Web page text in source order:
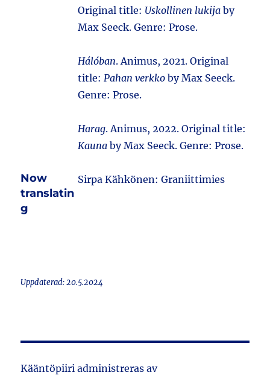
Original title: Uskollinen lukija by
Max Seeck. Genre: Prose.
Hálóban. Animus, 2021. Original
title:Pahan verkko by Max Seeck.
Genre: Prose.
Harag. Animus, 2022. Original title:
Kauna by Max Seeck. Genre: Prose.
Now
translatin
g
Sirpa Kähkönen: Graniittimies
Uppdaterad: 20.5.2024
Kääntöpiiri administreras av